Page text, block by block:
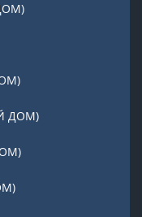
ДОМ)